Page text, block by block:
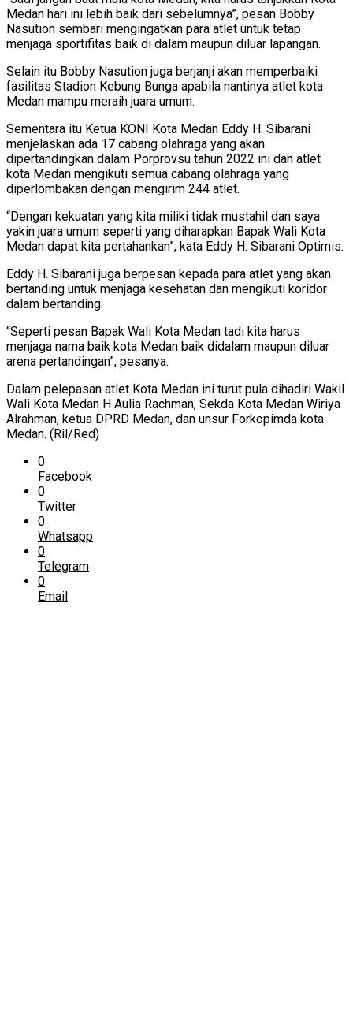
Medan hari ini lebih baik dari sebelumnya”, pesan Bobby
Nasution sembari mengingatkan para atlet untuk tetap
menjaga sportifitas baik di dalam maupun diluar lapangan.
Selain itu Bobby Nasution juga berjanji akan memperbaiki
fasilitas Stadion Kebung Bunga apabila nantinya atlet kota
Medan mampu meraih juara umum.
Sementara itu Ketua KONI Kota Medan Eddy H. Sibarani
menjelaskan ada 17 cabang olahraga yang akan
dipertandingkan dalam Porprovsu tahun 2022 ini dan atlet
kota Medan mengikuti semua cabang olahraga yang
diperlombakan dengan mengirim 244 atlet.
“Dengan kekuatan yang kita miliki tidak mustahil dan saya
yakin juara umum seperti yang diharapkan Bapak Wali Kota
Medan dapat kita pertahankan”, kata Eddy H. Sibarani Optimis.
Eddy H. Sibarani juga berpesan kepada para atlet yang akan
bertanding untuk menjaga kesehatan dan mengikuti koridor
dalam bertanding.
“Seperti pesan Bapak Wali Kota Medan tadi kita harus
menjaga nama baik kota Medan baik didalam maupun diluar
arena pertandingan”, pesanya.
Dalam pelepasan atlet Kota Medan ini turut pula dihadiri Wakil
Wali Kota Medan H Aulia Rachman, Sekda Kota Medan Wiriya
Alrahman, ketua DPRD Medan, dan unsur Forkopimda kota
Medan. (Ril/Red)
0
Facebook
0
Twitter
0
Whatsapp
0
Telegram
0
Email